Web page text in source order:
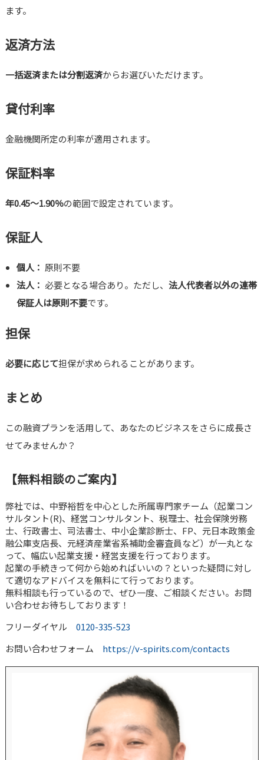
ます。
返済方法
一括返済または分割返済からお選びいただけます。
貸付利率
金融機関所定の利率が適用されます。
保証料率
年0.45～1.90％の範囲で設定されています。
保証人
個人： 原則不要
法人： 必要となる場合あり。ただし、法人代表者以外の連帯
保証人は原則不要です。
担保
必要に応じて担保が求められることがあります。
まとめ
この融資プランを活用して、あなたのビジネスをさらに成長さ
せてみませんか？
【無料相談のご案内】
弊社では、中野裕哲を中心とした所属専門家チーム（起業コン
サルタント(R)、経営コンサルタント、税理士、社会保険労務
士、行政書士、司法書士、中小企業診断士、FP、元日本政策金
融公庫支店長、元経済産業省系補助金審査員など）が一丸とな
って、幅広い起業支援・経営支援を行っております。
起業の手続きって何から始めればいいの？といった疑問に対し
て適切なアドバイスを無料にて行っております。
無料相談も行っているので、ぜひ一度、ご相談ください。お問
い合わせお待ちしております！
フリーダイヤル 0120-335-523
お問い合わせフォーム https://v-spirits.com/contacts